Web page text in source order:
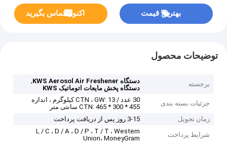
بهترین قیمت اکنون تماس بگیرید
توضیحات محصول
برجسته دستگاه KWS Aerosol Air Freshener
,
دستگاه پخش مایعات اتوماتیک KWS
جزئیات بسته بندی
30 عدد / CTN ، GW: 13 کیلوگرم ، اندازه
CTN: 465 * 300 * 455 سانتی متر
زمان تحویل
3-15 روز پس از دریافت پرداخت
شرایط پرداخت
L / C ، D / A ، D / P ، T / T ، Western
Union، MoneyGram